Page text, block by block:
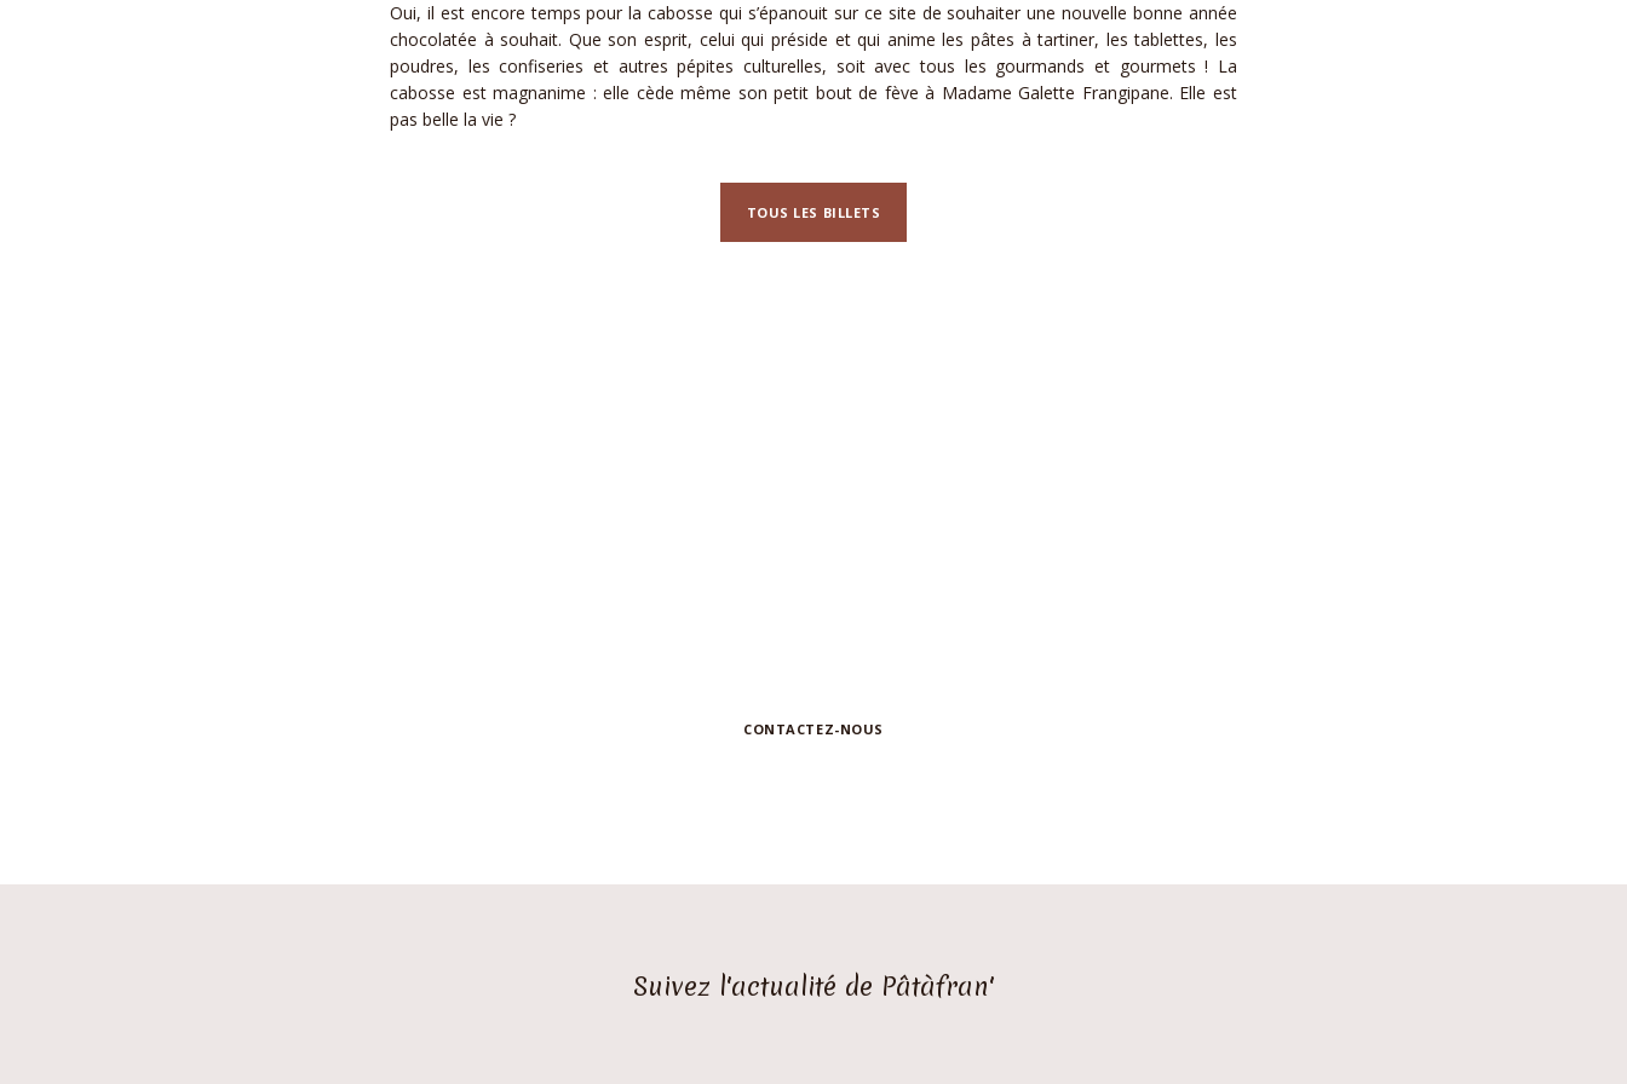
Oui, il est encore temps pour la cabosse qui s’épanouit sur ce site de souhaiter une nouvelle bonne année
chocolatée à souhait. Que son esprit, celui qui préside et qui anime les pâtes à tartiner, les tablettes, les
poudres, les confiseries et autres pépites culturelles, soit avec tous les gourmands et gourmets ! La
cabosse est magnanime : elle cède même son petit bout de fève à Madame Galette Frangipane. Elle est
pas belle la vie ?
TOUS LES BILLETS
CONTACTEZ-NOUS
Suivez l'actualité de Pâtàfran'